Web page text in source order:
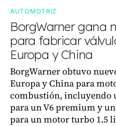
AUTOMOTRIZ
BorgWarner gana
para fabricar
Europa y China
BorgWarner obtuvo
Europa y China para
combustión, incluyendo
para un V6 premium y
para un motor turbo 1.5